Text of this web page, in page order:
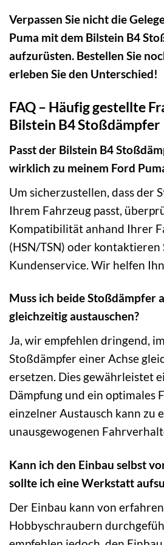
Verpassen Sie nicht die
Puma mit dem Bilstein B4
aufzurüsten. Bestellen Sie
erleben Sie den Unterschied!
FAQ – Häufig gestellte
Bilstein B4 Stoßdämpfer
Passt der Bilstein B4
wirklich zu meinem Ford
Um sicherzustellen, dass der
Ihrem Fahrzeug passt,
Kompatibilität anhand Ihrer
(HSN/TSN) oder kontaktieren
Kundenservice. Wir helfen
Muss ich beide Stoßdämpfer
gleichzeitig austauschen?
Ja, wir empfehlen dringend,
Stoßdämpfer einer Achse
ersetzen. Dies gewährleistet
Dämpfung und ein optimales
einzelner Austausch kann zu
unausgewogenen
Kann ich den Einbau selbst
sollte ich eine Werkstatt
Der Einbau kann von
Hobbyschraubern